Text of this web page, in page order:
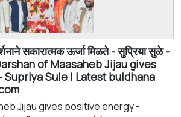
सकारात्मक ऊर्जा मिळते - सुप्रिया सुळे -
of Maasaheb Jijau gives
Sule | Latest buldhana
Jijau gives positive energy -